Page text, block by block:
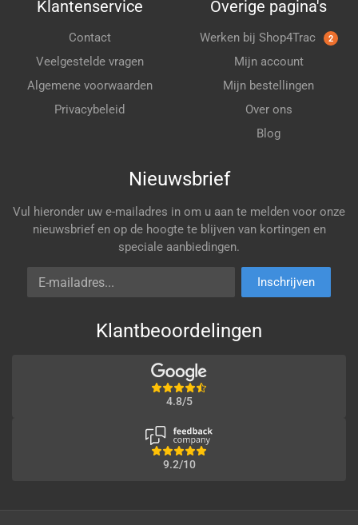
Klantenservice
Contact
Veelgestelde vragen
Algemene voorwaarden
Privacybeleid
Overige pagina's
Werken bij Shop4Trac 2
Mijn account
Mijn bestellingen
Over ons
Blog
Nieuwsbrief
Vul hieronder uw e-mailadres in om u aan te melden voor onze
nieuwsbrief en op de hoogte te blijven van kortingen en
speciale aanbiedingen.
E-mailadres
Inschrijven
Klantbeoordelingen
4.8/5
9.2/10